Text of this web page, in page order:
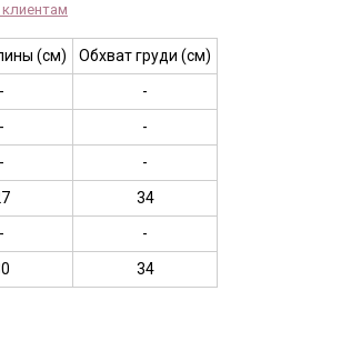
(см)
Обхват груди (см)
-
-
-
-
-
-
34
-
-
34